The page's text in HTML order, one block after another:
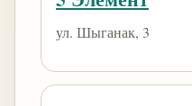
ул. Шыганак, 3